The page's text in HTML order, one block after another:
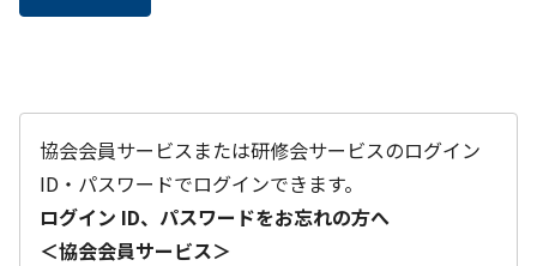
協会会員サービスまたは研修会サービスのログイン
ID・パスワードでログインできます。
ログイン ID、パスワードをお忘れの方へ
＜協会会員サービス＞